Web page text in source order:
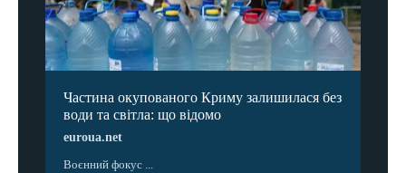
Частина окупованого Криму залишилася без
води та світла: що відомо
euroua.net
Воєнний фокус ...